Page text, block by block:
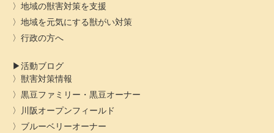
地域の獣害対策を支援
地域を元気にする獣がい対策
行政の方へ
活動ブログ
獣害対策情報
黒豆ファミリー・黒豆オーナー
川阪オープンフィールド
ブルーベリーオーナー